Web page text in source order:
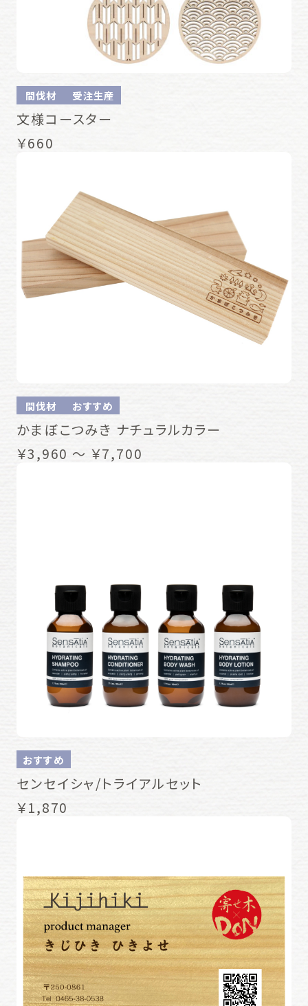
間伐材 受注生産
文様コースター
￥660
間伐材 おすすめ
かまぼこつみき ナチュラルカラー
￥3,960 ～ ￥7,700
おすすめ
センセイシャ/トライアルセット
￥1,870